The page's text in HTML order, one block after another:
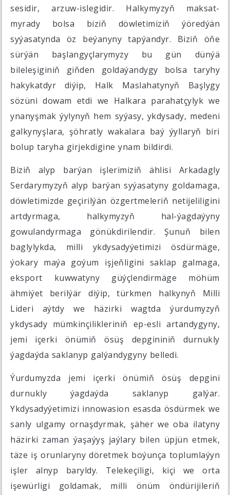
sesidir, arzuw-islegidir. Halkymyzyň maksat-
myrady bolsa biziň döwletimiziň ýöredýän
syýasatynda öz beýanyny tapýandyr. Biziň öňe
sürýän başlangyçlarymyzy bu gün dünýä
bileleşiginiň giňden goldaýandygy bolsa taryhy
hakykatdyr diýip, Halk Maslahatynyň Başlygy
sözüni dowam etdi we Halkara parahatçylyk we
ynanyşmak ýylynyň hem syýasy, ykdysady, medeni
galkynyşlara, şöhratly wakalara baý ýyllaryň biri
bolup taryha girjekdigine ynam bildirdi.
Biziň alyp barýan işlerimiziň ählisi Arkadagly
Serdarymyzyň alyp barýan syýasatyny goldamaga,
döwletimizde geçirilýän özgertmeleriň netijeliligini
artdyrmaga, halkymyzyň hal-ýagdaýyny
gowulandyrmaga gönükdirilendir. Şunuň bilen
baglylykda, milli ykdysadyýetimizi ösdürmäge,
ýokary maýa goýum işjeňligini saklap galmaga,
eksport kuwwatyny güýçlendirmäge möhüm
ähmiýet berilýär diýip, türkmen halkynyň Milli
Lideri aýtdy we häzirki wagtda ýurdumyzyň
ykdysady mümkinçilikleriniň ep-esli artandygyny,
jemi içerki önümiň ösüş depgininiň durnukly
ýagdaýda saklanyp galýandygyny belledi.
Ýurdumyzda jemi içerki önümiň ösüş depgini
durnukly ýagdaýda saklanyp galýar.
Ykdysadyýetimizi innowasion esasda ösdürmek we
sanly ulgamy ornaşdyrmak, şäher we oba ilatyny
häzirki zaman ýaşaýyş jaýlary bilen üpjün etmek,
täze iş orunlaryny döretmek boýunça toplumlaýyn
işler alnyp baryldy. Telekeçiligi, kiçi we orta
işewürligi goldamak, milli önüm öndürijileriň